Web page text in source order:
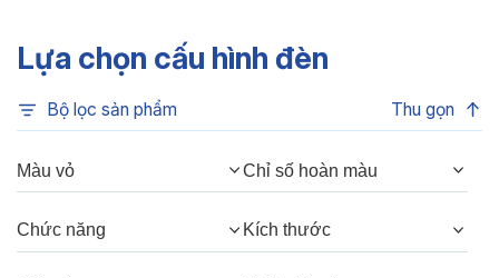
Chỉ số hoàn màu: CRI>80
Góc chiếu:30°, 15°, 5°
Công suất:12W
Lựa chọn cấu hình đèn
Bộ lọc sản phẩm Thu gọn
Màu vỏ Chỉ số hoàn màu
Chức năng Kích thước